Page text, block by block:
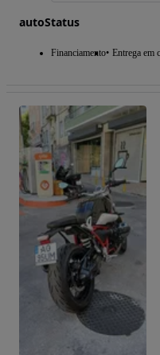
autoStatus
Financiamento Entrega em